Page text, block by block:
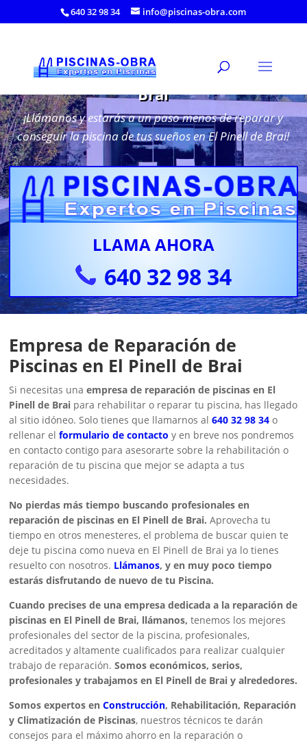
640 32 98 34 info@piscinas-obra.com
Reparación de Piscinas en El Pinell de
Brai
¡Llámanos y estarás a un paso menos de reparar y
conseguir la piscina de tus sueños en El Pinell de Brai!
LLAMA AHORA
640 32 98 34
Empresa de Reparación de
Piscinas en El Pinell de Brai
Si necesitas unaempresa de reparación de piscinas en El
Pinell de Brai para rehabilitar o reparar tu piscina, has llegado
al sitio idóneo. Solo tienes que llamarnos al640 32 98 34 o
rellenar elformulario de contacto y en breve nos pondremos
en contacto contigo para asesorarte sobre la rehabilitación o
reparación de tu piscina que mejor se adapta a tus
necesidades.
No pierdas más tiempo buscando profesionales en
reparación de piscinas en El Pinell de Brai. Aprovecha tu
tiempo en otros menesteres, el problema de buscar quien te
deje tu piscina como nueva en El Pinell de Brai ya lo tienes
resuelto con nosotros. Llámanos, y en muy poco tiempo
estarás disfrutando de nuevo de tu Piscina.
Cuando precises de una empresa dedicada a la reparación de
piscinas en El Pinell de Brai, llámanos, tenemos los mejores
profesionales del sector de la piscina, profesionales,
acreditados y altamente cualificados para realizar cualquier
trabajo de reparación.Somos económicos, serios,
profesionales y trabajamos en El Pinell de Brai y alrededores.
Somos expertos enConstrucción, Rehabilitación, Reparación
y Climatización de Piscinas, nuestros técnicos te darán
consejos para el máximo ahorro en la reparación o